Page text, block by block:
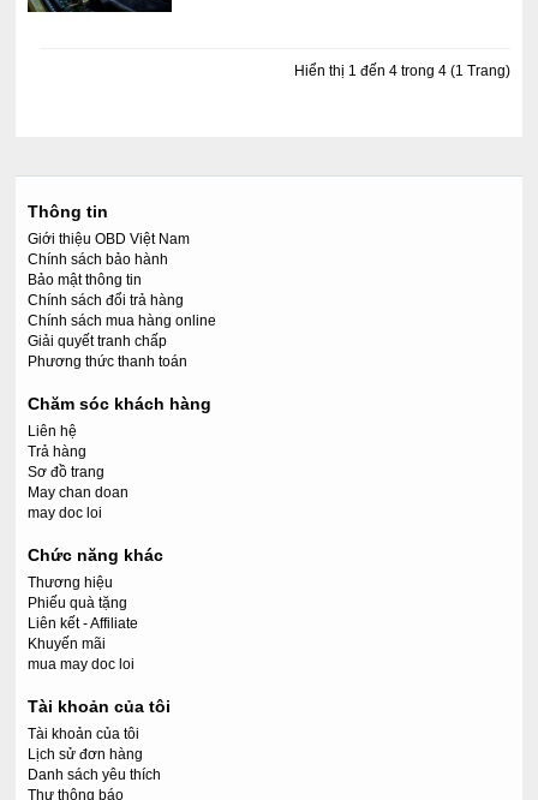
Hiển thị 1 đến 4 trong 4 (1 Trang)
Thông tin
Giới thiệu OBD Việt Nam
Chính sách bảo hành
Bảo mật thông tin
Chính sách đổi trả hàng
Chính sách mua hàng online
Giải quyết tranh chấp
Phương thức thanh toán
Chăm sóc khách hàng
Liên hệ
Trả hàng
Sơ đồ trang
May chan doan
may doc loi
Chức năng khác
Thương hiệu
Phiếu quà tặng
Liên kết - Affiliate
Khuyến mãi
mua may doc loi
Tài khoản của tôi
Tài khoản của tôi
Lịch sử đơn hàng
Danh sách yêu thích
Thư thông báo